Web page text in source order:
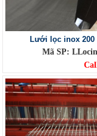
Lưới lọc inox 200
Mã SP: